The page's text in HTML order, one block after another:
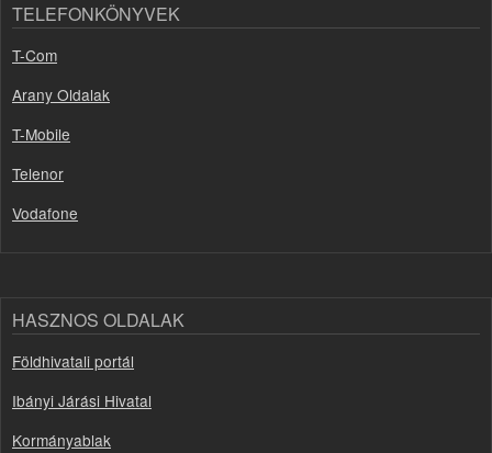
TELEFONKÖNYVEK
T-Com
Arany Oldalak
T-Mobile
Telenor
Vodafone
HASZNOS OLDALAK
Földhivatali portál
Ibányi Járási Hivatal
Kormányablak